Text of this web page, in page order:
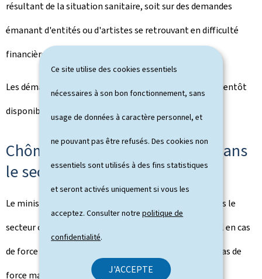
Ce site utilise des cookies essentiels
nécessaires à son bon fonctionnement, sans
usage de données à caractère personnel, et
ne pouvant pas être refusés. Des cookies non
essentiels sont utilisés à des fins statistiques
et seront activés uniquement si vous les
acceptez. Consulter notrepolitique de
confidentialité.
J'ACCEPTE
résultant de la situation sanitaire, soit sur des demandes
émanant d'entités ou d'artistes se retrouvant en difficulté
financière suite à l'annulation d'un projet planifié.
Les démarches à suivre quant à ces demandes seront bientôt
disponibles sur le site du ministère.
Chômage partiel pour salariés dans
le secteur culturel
Le ministère de la Culture rappelle que les salariés dans le
secteur culturel sont éligibles pour le chômage partiel en cas
de force majeure. Le régime du chômage partiel pour cas de
force majeure peut s'appliquer pour les salariés: